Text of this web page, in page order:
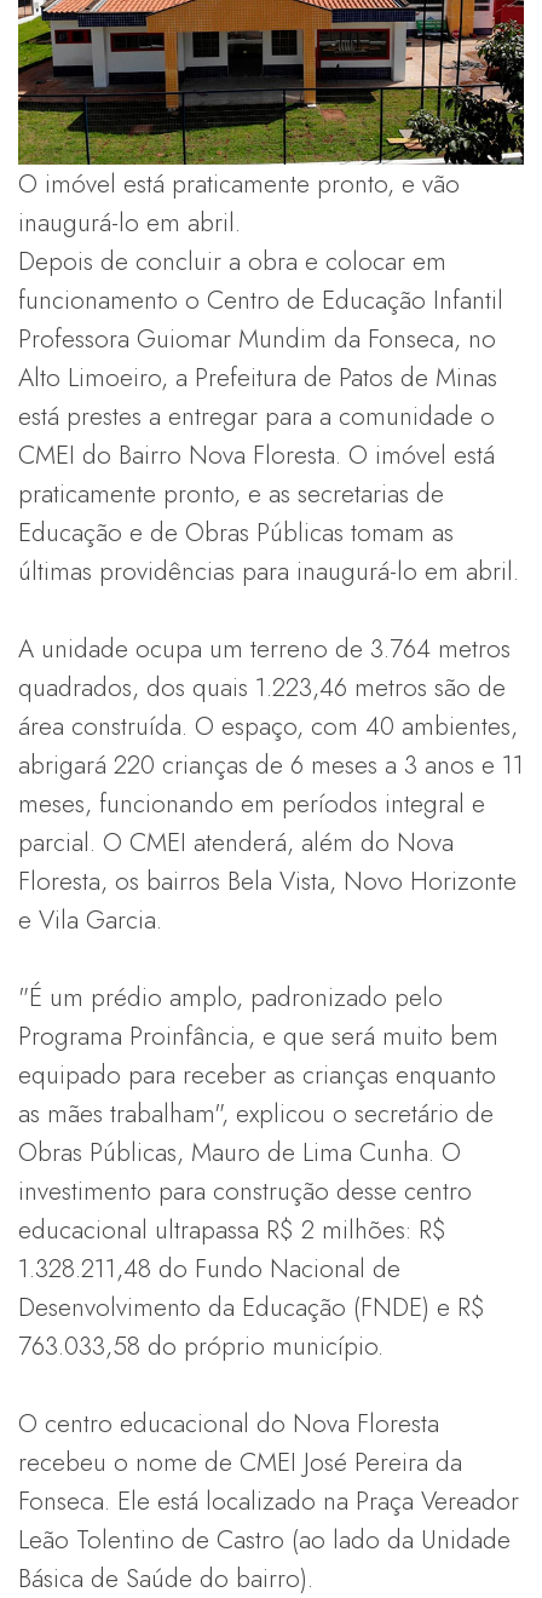
O imóvel está praticamente pronto, e vão
inaugurá-lo em abril.
Depois de concluir a obra e colocar em
funcionamento o Centro de Educação Infantil
Professora Guiomar Mundim da Fonseca, no
Alto Limoeiro, a Prefeitura de Patos de Minas
está prestes a entregar para a comunidade o
CMEI do Bairro Nova Floresta. O imóvel está
praticamente pronto, e as secretarias de
Educação e de Obras Públicas tomam as
últimas providências para inaugurá-lo em abril.
A unidade ocupa um terreno de 3.764 metros
quadrados, dos quais 1.223,46 metros são de
área construída. O espaço, com 40 ambientes,
abrigará 220 crianças de 6 meses a 3 anos e 11
meses, funcionando em períodos integral e
parcial. O CMEI atenderá, além do Nova
Floresta, os bairros Bela Vista, Novo Horizonte
e Vila Garcia.
"É um prédio amplo, padronizado pelo
Programa Proinfância, e que será muito bem
equipado para receber as crianças enquanto
as mães trabalham", explicou o secretário de
Obras Públicas, Mauro de Lima Cunha. O
investimento para construção desse centro
educacional ultrapassa R$ 2 milhões: R$
1.328.211,48 do Fundo Nacional de
Desenvolvimento da Educação (FNDE) e R$
763.033,58 do próprio município.
O centro educacional do Nova Floresta
recebeu o nome de CMEI José Pereira da
Fonseca. Ele está localizado na Praça Vereador
Leão Tolentino de Castro (ao lado da Unidade
Básica de Saúde do bairro).